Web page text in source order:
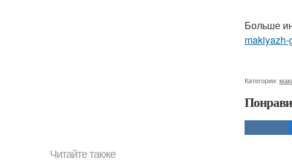
Больше
Категории:
Читайте также